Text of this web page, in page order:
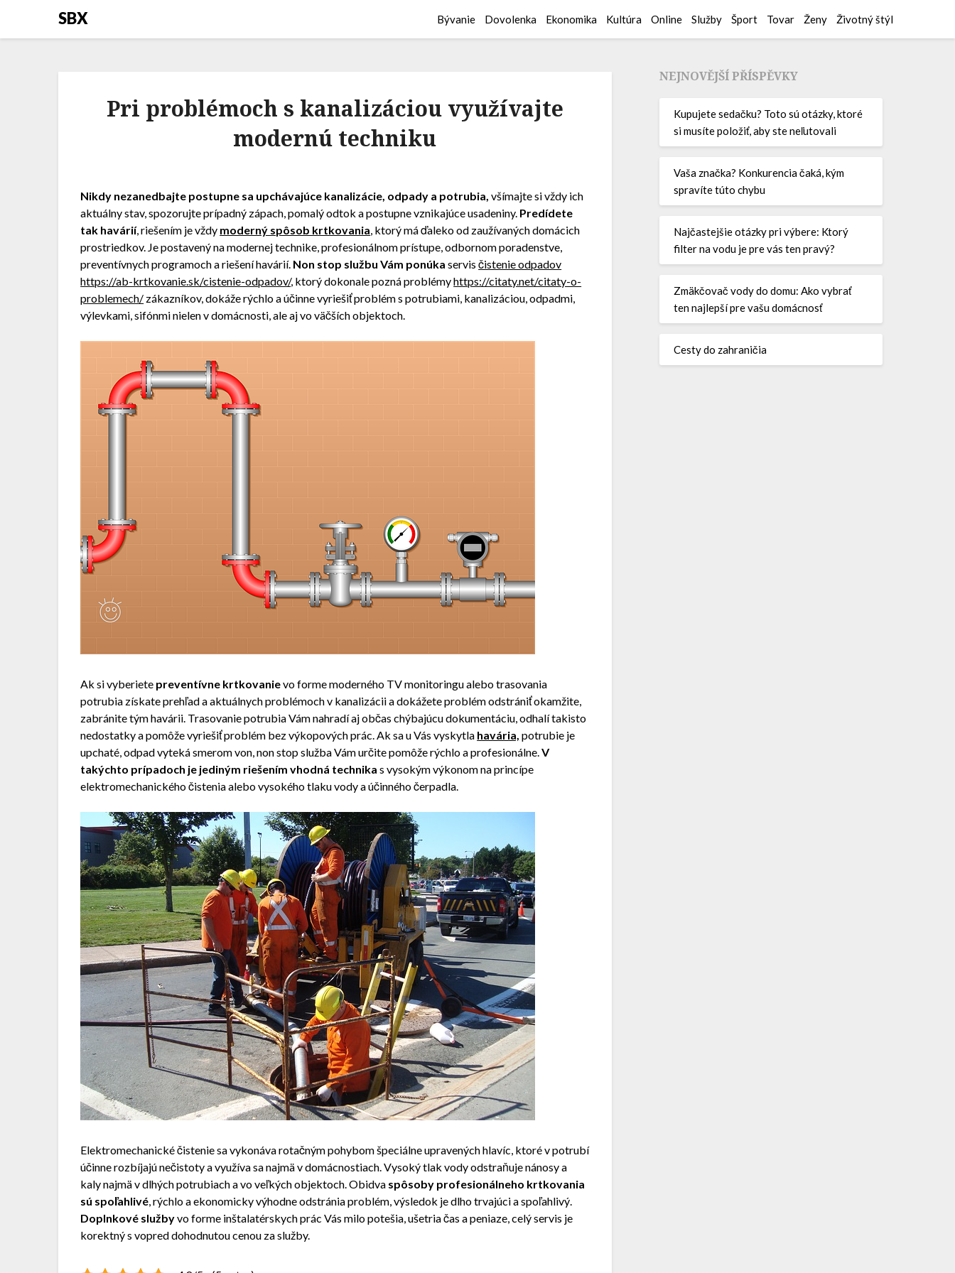
SBX Bývanie Dovolenka Ekonomika Kultúra Online Služby Šport Tovar Ženy Životný štýl
Pri problémoch s kanalizáciou využívajte
modernú techniku
Nikdy nezanedbajte postupne sa upchávajúce kanalizácie, odpady a potrubia, všímajte si vždy ich
aktuálny stav, spozorujte prípadný zápach, pomalý odtok a postupne vznikajúce usadeniny. Predídete
tak havárií, riešením je vždy moderný spôsob krtkovania, ktorý má ďaleko od zaužívaných domácich
prostriedkov. Je postavený na modernej technike, profesionálnom prístupe, odbornom poradenstve,
preventívnych programoch a riešení havárií. Non stop službu Vám ponúka servis čistenie odpadov
https://ab-krtkovanie.sk/cistenie-odpadov/, ktorý dokonale pozná problémyhttps://citaty.net/citaty-o-
problemech/ zákazníkov, dokáže rýchlo a účinne vyriešiť problém s potrubiami, kanalizáciou, odpadmi,
výlevkami, sifónmi nielen v domácnosti, ale aj vo väčších objektoch.
Ak si vyberiete preventívne krtkovanievo forme moderného TV monitoringu alebo trasovania
potrubia získate prehľad a aktuálnych problémoch v kanalizácii a dokážete problém odstrániť okamžite,
zabránite tým havárii. Trasovanie potrubia Vám nahradí aj občas chýbajúcu dokumentáciu, odhalí takisto
nedostatky a pomôže vyriešiť problém bez výkopových prác.Ak sa u Vás vyskytla havária, potrubie je
upchaté, odpad vyteká smerom von, non stop služba Vám určite pomôže rýchlo a profesionálne.V
takýchto prípadoch je jediným riešením vhodná technikas vysokým výkonom na princípe
elektromechanického čistenia alebo vysokého tlaku vody a účinného čerpadla.
Elektromechanické čistenie sa vykonáva rotačným pohybom špeciálne upravených hlavíc, ktoré v potrubí
účinne rozbíjajú nečistoty a využíva sa najmä v domácnostiach.Vysoký tlak vody odstraňuje nánosy a
kaly najmä v dlhých potrubiach a vo veľkých objektoch.Obidva spôsoby profesionálneho krtkovania
sú spoľahlivé, rýchlo a ekonomicky výhodne odstránia problém, výsledok je dlho trvajúci a spoľahlivý.
Doplnkové službyvo forme inštalatérskych prác Vás milo potešia, ušetria čas a peniaze, celý servis je
korektný s vopred dohodnutou cenou za služby.
NEJNOVĚJŠÍ PŘÍSPĚVKY
Kupujete sedačku? Toto sú otázky, ktoré
si musíte položiť, aby ste neľutovali
Vaša značka? Konkurencia čaká, kým
spravíte túto chybu
Najčastejšie otázky pri výbere: Ktorý
filter na vodu je pre vás ten pravý?
Zmäkčovač vody do domu: Ako vybrať
ten najlepší pre vašu domácnosť
Cesty do zahraničia